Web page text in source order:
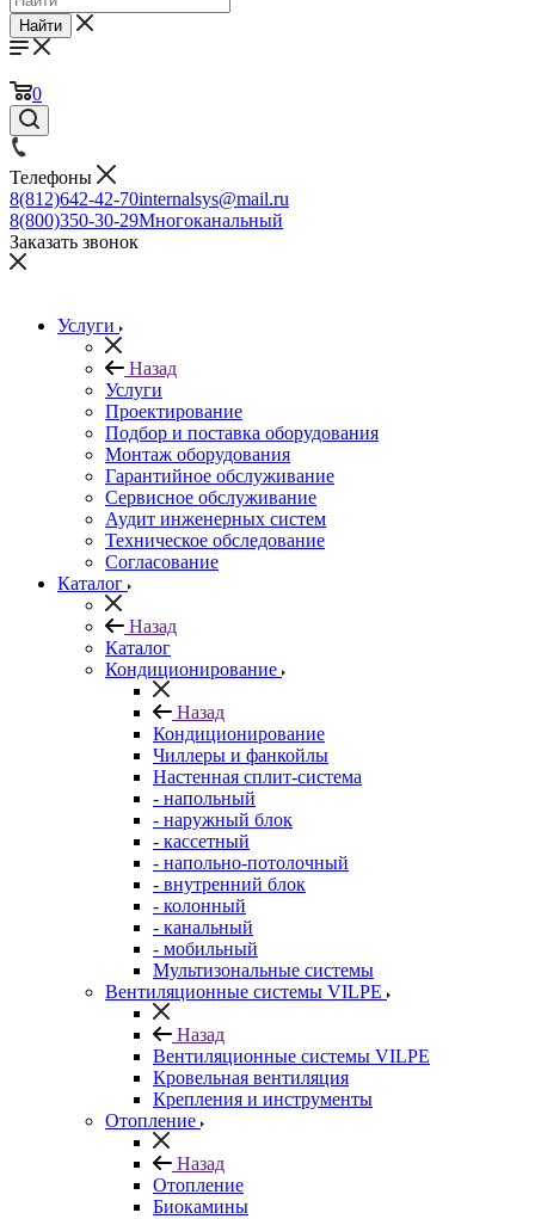
Найти
0
Телефоны
8(812)642-42-70internalsys@mail.ru
8(800)350-30-29Многоканальный
Заказать звонок
Услуги
Назад
Услуги
Проектирование
Подбор и поставка оборудования
Монтаж оборудования
Гарантийное обслуживание
Сервисное обслуживание
Аудит инженерных систем
Техническое обследование
Согласование
Каталог
Назад
Каталог
Кондиционирование
Назад
Кондиционирование
Чиллеры и фанкойлы
Настенная сплит-система
- напольный
- наружный блок
- кассетный
- напольно-потолочный
- внутренний блок
- колонный
- канальный
- мобильный
Мультизональные системы
Вентиляционные системы VILPE
Назад
Вентиляционные системы VILPE
Кровельная вентиляция
Крепления и инструменты
Отопление
Назад
Отопление
Биокамины